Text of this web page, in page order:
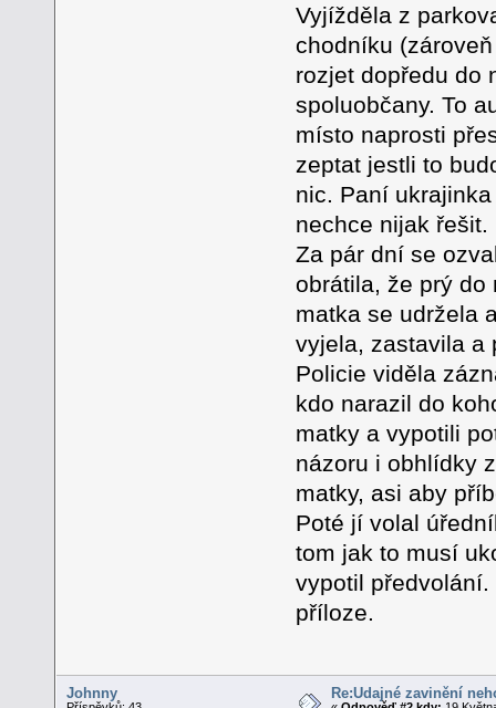
Vyjížděla z
chodníku
rozjet dopředu do
spoluobčany. To
místo naprosti
zeptat jestli to
nic. Paní
nechce nijak řešit.
Za pár dní se
obrátila, že prý do
matka se udržela
vyjela, zastavila a
Policie viděla
kdo narazil do
matky a vypotili
názoru i obhlídky
matky, asi aby
Poté jí volal
tom jak to musí
vypotil
příloze.
Johnny Re:Údajné zavinění